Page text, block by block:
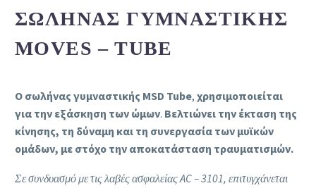
ΣΩΛΉΝΑΣ ΓΥΜΝΑΣΤΙΚΉΣ
MOVES – TUBE
Ο σωλήνας γυμναστικής MSD Tube, χρησιμοποιείται
για την εξάσκηση των ώμων. Βελτιώνει την έκταση της
κίνησης, τη δύναμη και τη συνεργασία των μυϊκών
ομάδων, με στόχο την αποκατάσταση τραυματισμών.
Σε συνδυασμό με τις λαβές ασφαλείας AC – 3101, επιτυγχάνεται